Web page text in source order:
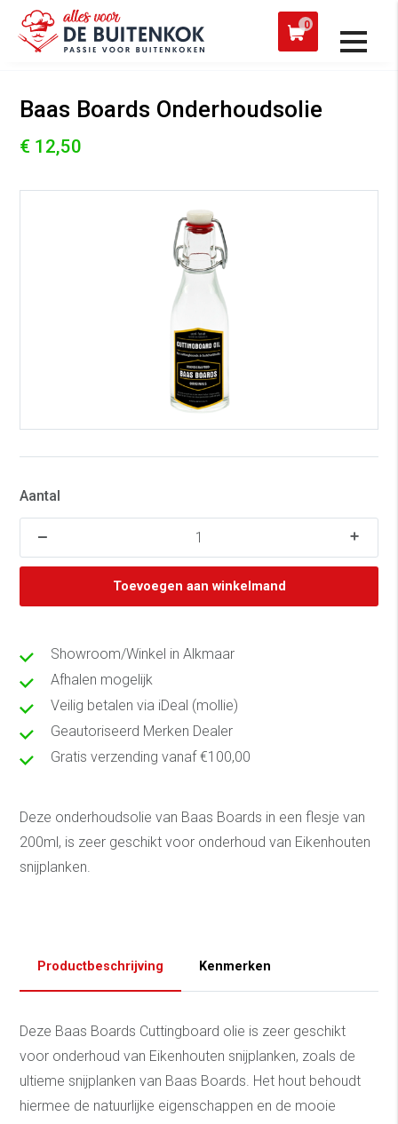
0
werkdag verzonden
Alle producten
Baas Boards Onderhoudsolie
€ 12,50
Aantal
Toevoegen aan winkelmand
Showroom/Winkel in Alkmaar
Afhalen mogelijk
Veilig betalen via iDeal (mollie)
Geautoriseerd Merken Dealer
Gratis verzending vanaf €100,00
Deze onderhoudsolie van Baas Boards in een flesje van
200ml, is zeer geschikt voor onderhoud van Eikenhouten
snijplanken.
Productbeschrijving Kenmerken
Deze Baas Boards Cuttingboard olie is zeer geschikt
voor onderhoud van Eikenhouten snijplanken, zoals de
ultieme snijplanken van Baas Boards. Het hout behoudt
hiermee de natuurlijke eigenschappen en de mooie